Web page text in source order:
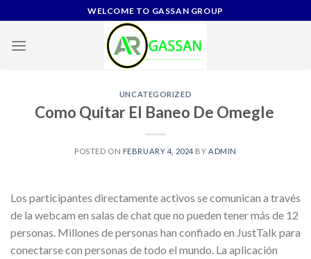
to
content
WELCOME TO GASSAN GROUP
UNCATEGORIZED
Como Quitar El Baneo De Omegle ️
POSTED ON FEBRUARY 4, 2024 BY ADMIN
Los participantes directamente activos se comunican a través
de la webcam en salas de chat que no pueden tener más de 12
personas. Millones de personas han confiado en JustTalk para
conectarse con personas de todo el mundo. La aplicación